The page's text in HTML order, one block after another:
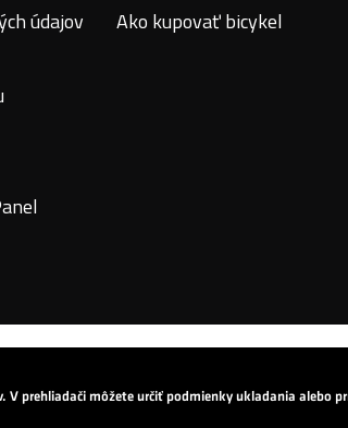
prehliadači môžete určiť podmienky ukladania alebo
údajov
Ako kupovať bicykel